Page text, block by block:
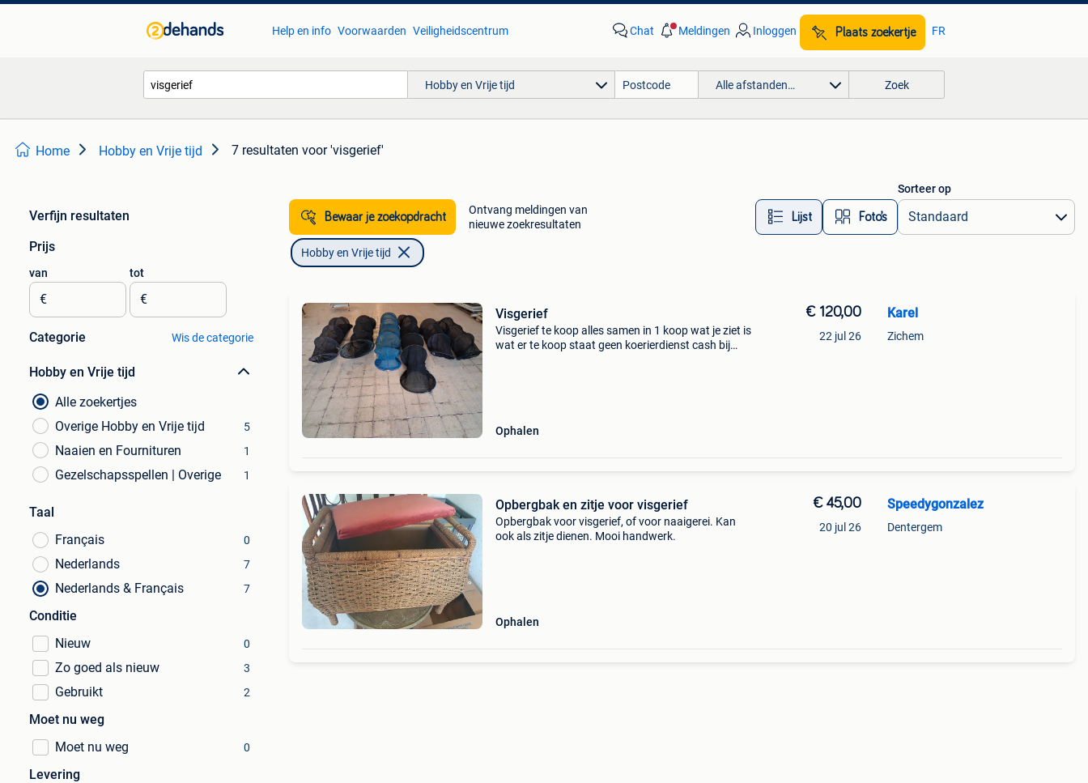
Help en info Voorwaarden Veiligheidscentrum Chat Meldingen Inloggen Plaats zoekertje FR
Hobby en Vrije tijd Alle afstanden… Zoek
Home Hobby en Vrije tijd 7 resultaten voor 'visgerief'
Verfijn resultaten
Prijs
van
€
tot
€
Categorie Wis de categorie
Hobby en Vrije tijd
Alle zoekertjes
Overige Hobby en Vrije tijd
5
Naaien en Fournituren 1
Gezelschapsspellen | Overige 1
Taal
Français
0
Nederlands 7
Nederlands & Français 7
Conditie
Nieuw
0
Zo goed als nieuw 3
Gebruikt 2
Moet nu weg
Moet nu weg
0
Levering
Bewaar je zoekopdracht
Ontvang meldingen van
nieuwe zoekresultaten
Lijst Foto’s
Sorteer op
Hobby en Vrije tijd
Visgerief
Visgerief te koop alles samen in 1 koop wat je ziet is
wat er te koop staat geen koerierdienst cash bij
Ophalen
€ 120,00
22 jul 26
Karel
Zichem
Opbergbak en zitje voor visgerief
Opbergbak voor visgerief, of voor naaigerei. Kan
ook als zitje dienen. Mooi handwerk.
Ophalen
€ 45,00
20 jul 26
Speedygonzalez
Dentergem